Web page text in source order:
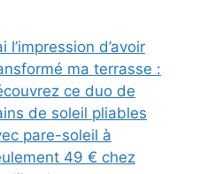
l’impression d’avoir
ma terrasse :
ce duo de
de soleil pliables
pare-soleil à
49 € chez